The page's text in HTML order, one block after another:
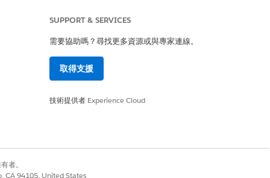
是
SUPPORT & SERVICES
需要協助嗎？尋找更多資源或與專家連線。
取得支援
技術提供者 Experience Cloud
者。
CA 94105, United States